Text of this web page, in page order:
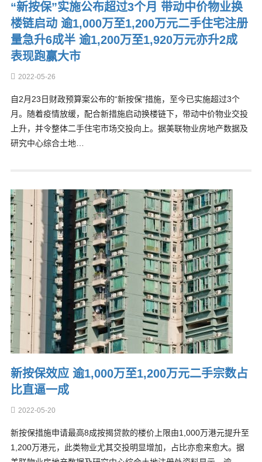
“新按保”实施公布超过3个月 带动中价物业换
楼链启动 逾1,000万至1,200万元二手住宅注册
量急升6成半 逾1,200万至1,920万元亦升2成
表现跑赢大市
2022-05-26
自2月23日财政预算案公布的“新按保”措施，至今已实施超过3个
月。随着疫情放缓，配合新措施启动换楼链下，带动中价物业交投
上升，并令整体二手住宅市场交投向上。据美联物业房地产数据及
研究中心综合土地…
新按保效应 逾1,000万至1,200万元二手宗数占
比直逼一成
2022-05-20
新按保措施申请最高8成按揭贷款的楼价上限由1,000万港元提升至
1,200万港元，此类物业尤其交投明显增加，占比亦愈来愈大。据